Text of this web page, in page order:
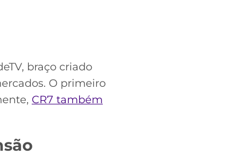
braço criado
O primeiro
CR7 também